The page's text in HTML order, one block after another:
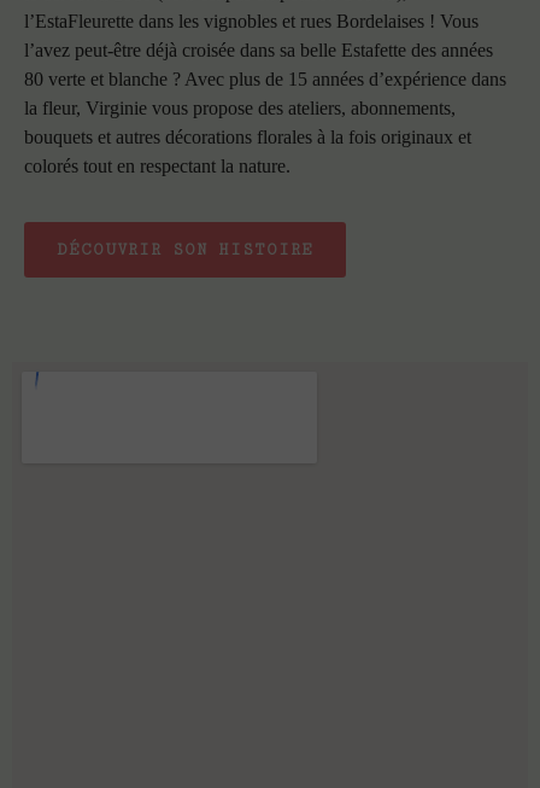
l’EstaFleurette dans les vignobles et rues Bordelaises ! Vous
l’avez peut-être déjà croisée dans sa belle Estafette des années
80 verte et blanche ? Avec plus de 15 années d’expérience dans
la fleur, Virginie vous propose des ateliers, abonnements,
bouquets et autres décorations florales à la fois originaux et
colorés tout en respectant la nature.
DÉCOUVRIR SON HISTOIRE